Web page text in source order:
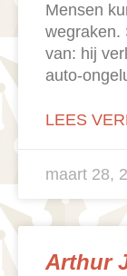
Mensen
wegraken.
van: hij
auto-
LEES
maart 28,
Arthur